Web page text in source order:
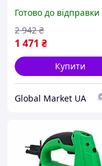
Лобзик електричний,
Пилка лобзикова
Прокрафт
Готово до відправки
1 471 ₴
2 942 ₴
Купити
Global Market UA